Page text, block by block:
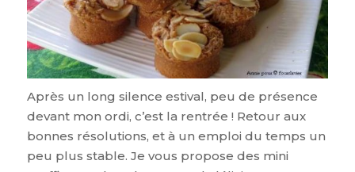
Après un long silence estival, peu de présence
devant mon ordi, c’est la rentrée ! Retour aux
bonnes résolutions, et à un emploi du temps un
peu plus stable. Je vous propose des mini